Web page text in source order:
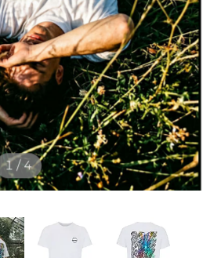
1 / 4